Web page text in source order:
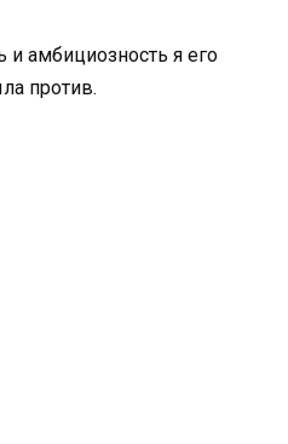
и амбициозность я его
против.